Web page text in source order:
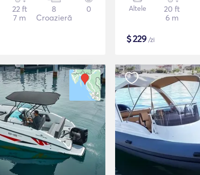
22 ft
7 m
8
Croazieră
0 Altele
20 ft
6 m
$229/zi